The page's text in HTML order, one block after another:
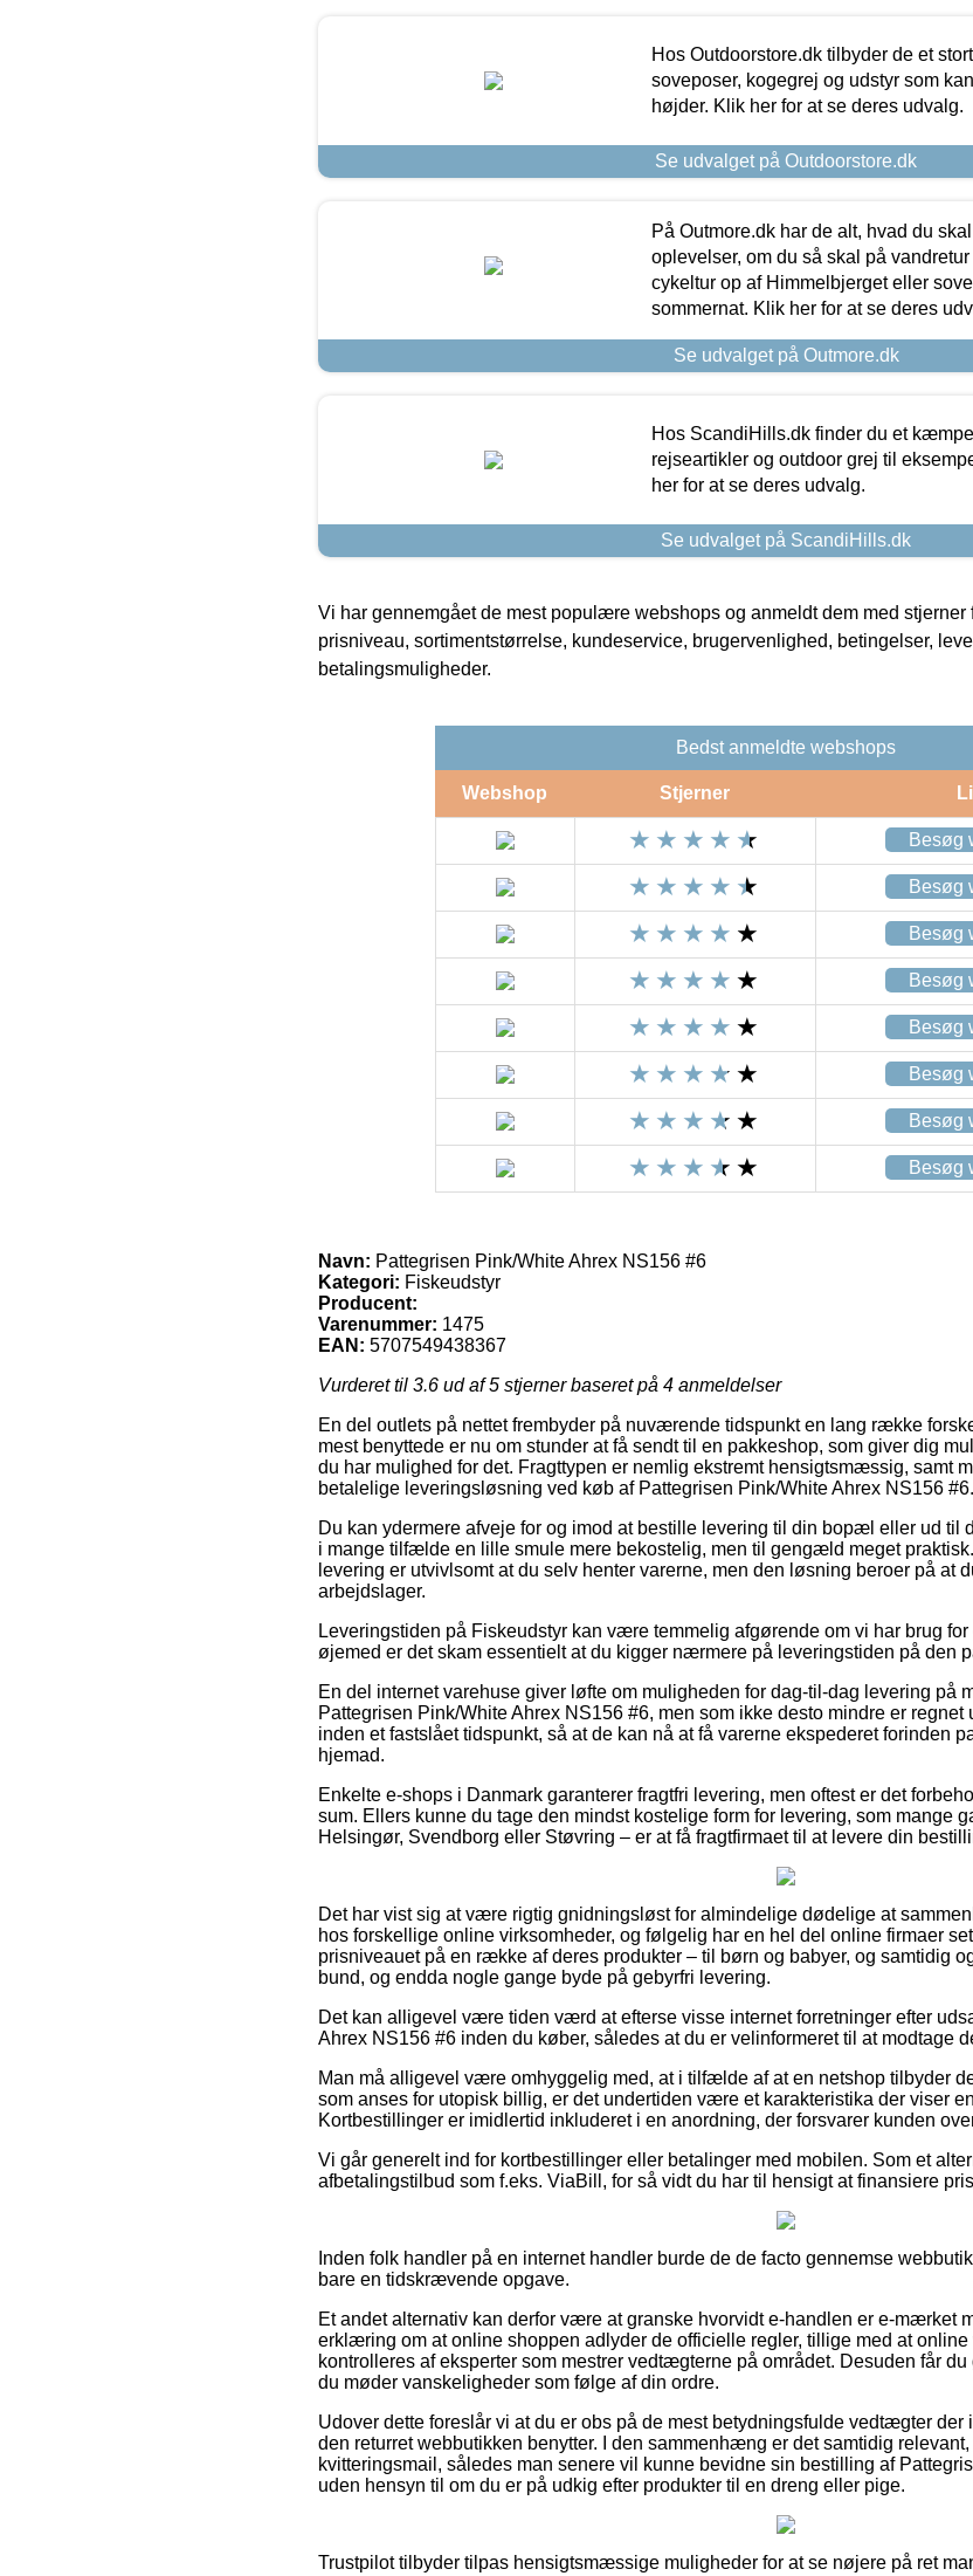
Hos Outdoorstore.dk tilbyder de et
soveposer, kogegrej og udstyr som
højder. Klik her for at se deres udvalg.
Se udvalget på Outdoorstore.dk
På Outmore.dk har de alt, hvad du
oplevelser, om du så skal på
cykeltur op af Himmelbjerget eller
sommernat. Klik her for at se deres
Se udvalget på Outmore.dk
Hos ScandiHills.dk finder du et
rejseartikler og outdoor grej til
her for at se deres udvalg.
Se udvalget på ScandiHills.dk
Vi har gennemgået de mest populære webshops og anmeldt dem med stjerner
prisniveau, sortimentstørrelse, kundeservice, brugervenlighed, betingelser,
betalingsmuligheder.
Bedst anmeldte webshops
Webshop Stjerner
Besøg
Besøg
Besøg
Besøg
Besøg
Besøg
Besøg
Besøg
Navn: Pattegrisen Pink/White Ahrex NS156 #6
Kategori: Fiskeudstyr
Producent:
Varenummer: 1475
EAN: 5707549438367
Vurderet til 3.6 ud af 5 stjerner baseret på 4 anmeldelser
En del outlets på nettet frembyder på nuværende tidspunkt en lang række
mest benyttede er nu om stunder at få sendt til en pakkeshop, som giver dig
du har mulighed for det. Fragttypen er nemlig ekstremt hensigtsmæssig, samt
betalelige leveringsløsning ved køb af Pattegrisen Pink/White Ahrex NS156 #6.
Du kan ydermere afveje for og imod at bestille levering til din bopæl eller ud til
i mange tilfælde en lille smule mere bekostelig, men til gengæld meget
levering er utvivlsomt at du selv henter varerne, men den løsning beroer på at
arbejdslager.
Leveringstiden på Fiskeudstyr kan være temmelig afgørende om vi har brug
øjemed er det skam essentielt at du kigger nærmere på leveringstiden på den
En del internet varehuse giver løfte om muligheden for dag-til-dag levering på
Pattegrisen Pink/White Ahrex NS156 #6, men som ikke desto mindre er
inden et fastslået tidspunkt, så at de kan nå at få varerne ekspederet forinden
hjemad.
Enkelte e-shops i Danmark garanterer fragtfri levering, men oftest er det
sum. Ellers kunne du tage den mindst kostelige form for levering, som mange
Helsingør, Svendborg eller Støvring – er at få fragtfirmaet til at levere din
Det har vist sig at være rigtig gnidningsløst for almindelige dødelige at
hos forskellige online virksomheder, og følgelig har en hel del online firmaer
prisniveauet på en række af deres produkter – til børn og babyer, og samtidig
bund, og endda nogle gange byde på gebyrfri levering.
Det kan alligevel være tiden værd at efterse visse internet forretninger efter
Ahrex NS156 #6 inden du køber, således at du er velinformeret til at modtage
Man må alligevel være omhyggelig med, at i tilfælde af at en netshop tilbyder
som anses for utopisk billig, er det undertiden være et karakteristika der viser
Kortbestillinger er imidlertid inkluderet i en anordning, der forsvarer kunden
Vi går generelt ind for kortbestillinger eller betalinger med mobilen. Som et
afbetalingstilbud som f.eks. ViaBill, for så vidt du har til hensigt at finansiere
Inden folk handler på en internet handler burde de de facto gennemse
bare en tidskrævende opgave.
Et andet alternativ kan derfor være at granske hvorvidt e-handlen er e-mærket
erklæring om at online shoppen adlyder de officielle regler, tillige med at
kontrolleres af eksperter som mestrer vedtægterne på området. Desuden får
du møder vanskeligheder som følge af din ordre.
Udover dette foreslår vi at du er obs på de mest betydningsfulde vedtægter der
den returret webbutikken benytter. I den sammenhæng er det samtidig
kvitteringsmail, således man senere vil kunne bevidne sin bestilling af
uden hensyn til om du er på udkig efter produkter til en dreng eller pige.
Trustpilot tilbyder tilpas hensigtsmæssige muligheder for at se nøjere på ret